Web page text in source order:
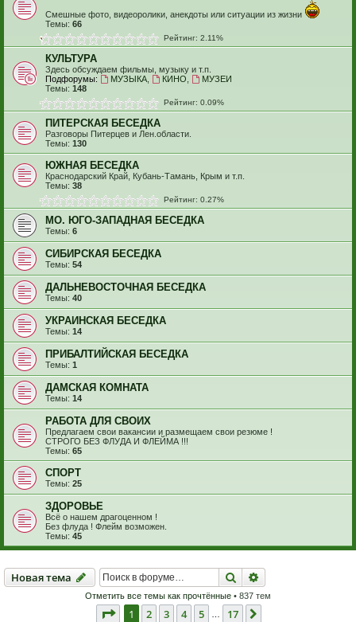
Смешные фото, видеоролики, анекдоты или ситуации из жизни
Темы: 66
Рейтинг: 2.11%
КУЛЬТУРА
Здесь обсуждаем фильмы, музыку и т.п.
Подфорумы:
МУЗЫКА, КИНО
МУЗЕИ
Темы: 148
Рейтинг: 0.09%
ПИТЕРСКАЯ БЕСЕДКА
Разговоры Питерцев и Лен.области.
Темы: 130
ЮЖНАЯ БЕСЕДКА
Краснодарский Край, Кубань-Тамань, Крым и т.п.
Темы: 38
Рейтинг: 0.27%
МО. ЮГО-ЗАПАДНАЯ БЕСЕДКА
Темы: 6
СИБИРСКАЯ БЕСЕДКА
Темы: 54
ДАЛЬНЕВОСТОЧНАЯ БЕСЕДКА
Темы: 40
УКРАИНСКАЯ БЕСЕДКА
Темы: 14
ПРИБАЛТИЙСКАЯ БЕСЕДКА
Темы: 1
ДАМСКАЯ КОМНАТА
Темы: 14
РАБОТА ДЛЯ СВОИХ
Предлагаем свои вакансии и размещаем свои резюме !
СТРОГО БЕЗ ФЛУДА И ФЛЕЙМА !!!
Темы: 65
СПОРТ
Темы: 25
ЗДОРОВЬЕ
Всё о нашем драгоценном !
Без флуда ! Флейм возможен.
Темы: 45
Новая тема
Новаятема Поиск
Отметить все темы как прочтённые • 837 тем
Страница из 17
1 2 3 4 5 17